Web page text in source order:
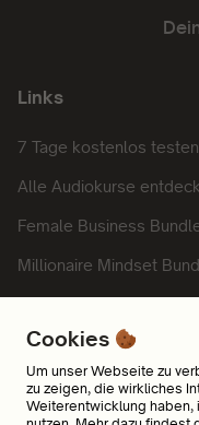
Links
7 Tage kostenlos testen
Alle Audiokurse
Female Business
Millionaire Mindset
Cookies
Um unser Webseite zu
zu zeigen, die wirkliches
Weiterentwicklung haben,